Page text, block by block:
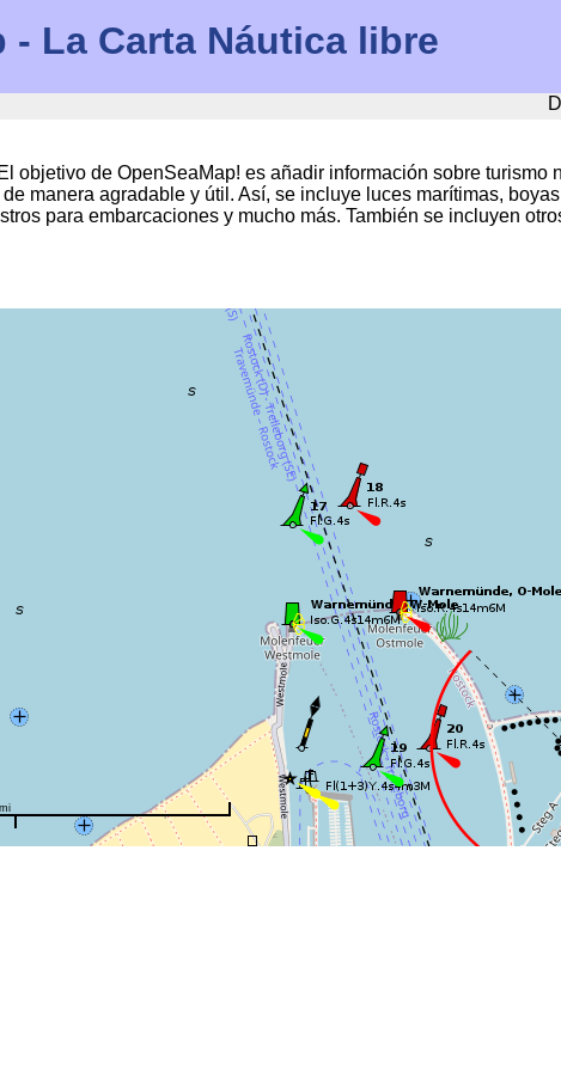
- La Carta Náutica libre
objetivo de OpenSeaMap! es añadir información sobre
manera agradable y útil. Así, se incluye luces marítimas,
para embarcaciones y mucho más. También se incluyen